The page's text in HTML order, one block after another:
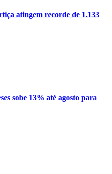
atingem recorde de 1.133
sobe 13% até agosto para